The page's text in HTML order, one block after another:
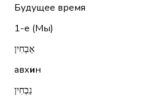
Будущее время
1-е (Мы)
אַבְחִין
авхин
נַבְחִין